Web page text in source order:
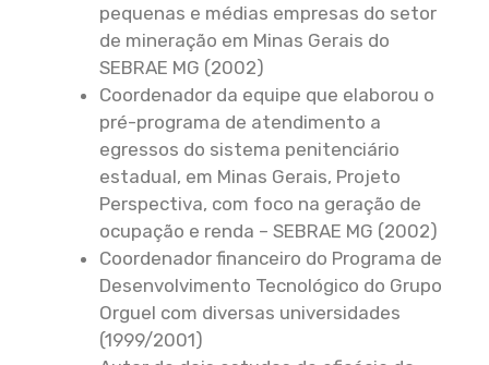
pequenas e médias empresas do setor
de mineração em Minas Gerais do
SEBRAE MG (2002)
Coordenador da equipe que elaborou o
pré-programa de atendimento a
egressos do sistema penitenciário
estadual, em Minas Gerais, Projeto
Perspectiva, com foco na geração de
ocupação e renda – SEBRAE MG (2002)
Coordenador financeiro do Programa de
Desenvolvimento Tecnológico do Grupo
Orguel com diversas universidades
(1999/2001)